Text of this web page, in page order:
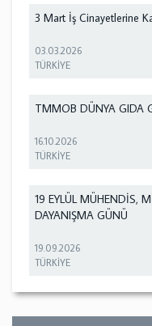
3 Mart İş Cinayetlerine
03.03.2026
TÜRKİYE
TMMOB DÜNYA GIDA
16.10.2026
TÜRKİYE
19 EYLÜL MÜHENDİS,
DAYANIŞMA GÜNÜ
19.09.2026
TÜRKİYE